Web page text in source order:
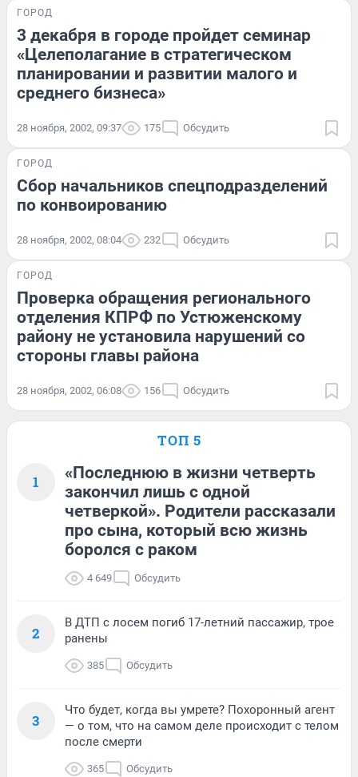
ГОРОД
3 декабря в городе пройдет семинар
«Целеполагание в стратегическом
планировании и развитии малого и
среднего бизнеса»
28 ноября, 2002, 09:37 175 Обсудить
ГОРОД
Cбор начальников спецподразделений
по конвоированию
28 ноября, 2002, 08:04 232 Обсудить
ГОРОД
Проверка обращения регионального
отделения КПРФ по Устюженскому
району не установила нарушений со
стороны главы района
28 ноября, 2002, 06:08 156 Обсудить
ТОП 5
1
«Последнюю в жизни четверть
закончил лишь с одной
четверкой». Родители рассказали
про сына, который всю жизнь
боролся с раком
4 649 Обсудить
2
В ДТП с лосем погиб 17-летний пассажир, трое
ранены
385 Обсудить
3
Что будет, когда вы умрете? Похоронный агент
— о том, что на самом деле происходит с телом
после смерти
365 Обсудить